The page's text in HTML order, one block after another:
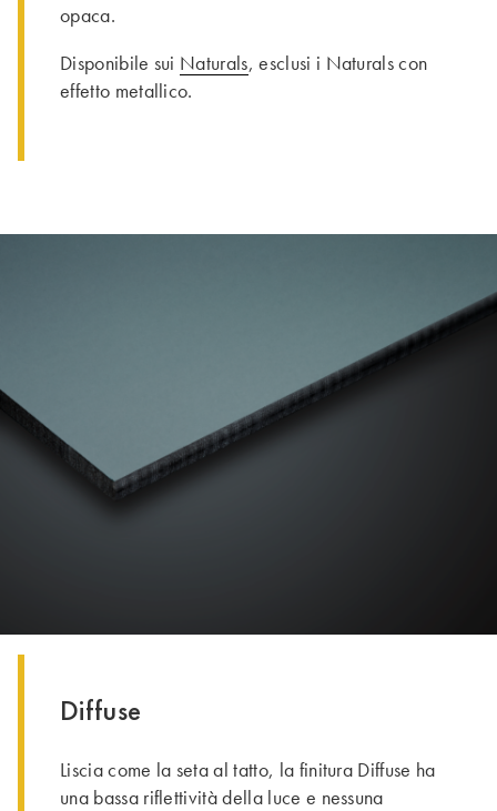
opaca.
Disponibile sui Naturals, esclusi i Naturals con
effetto metallico.
Diffuse
Liscia come la seta al tatto, la finitura Diffuse ha
una bassa riflettività della luce e nessuna